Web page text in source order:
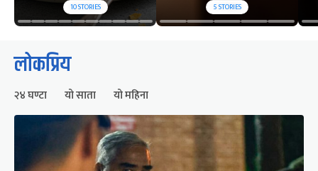
10STORIES 5STORIES
लोकप्रिय
२४ घण्टा यो साता यो महिना